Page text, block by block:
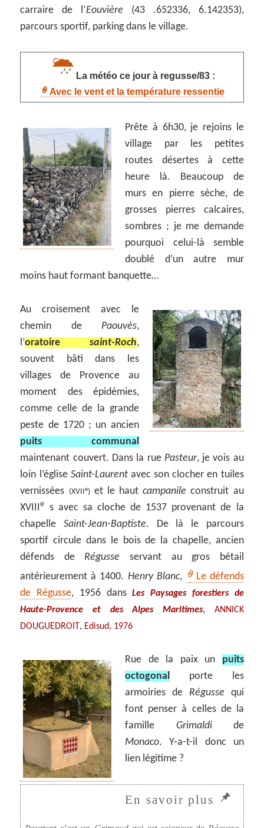
carraire de l’Eouvière (43 .652336, 6.142353),
parcours sportif, parking dans le village.
La météo ce jour à regusse/83 :
Avec le vent et la température ressentie
Prête à 6h30, je rejoins le
village par les petites
routes désertes à cette
heure là. Beaucoup de
murs en pierre sèche, de
grosses pierres calcaires,
sombres ; je me demande
pourquoi celui-là semble
doublé d’un autre mur
moins haut formant banquette…
Au croisement avec le
chemin de Paouvès,
l’oratoire saint-Roch,
souvent bâti dans les
villages de Provence au
moment des épidémies,
comme celle de la grande
peste de 1720 ; un ancien
puits communal
maintenant couvert. Dans la rue Pasteur, je vois au
loin l’église Saint-Laurentavec son clocher en tuiles
vernissées (XVIIe)et le hautcampanile construit au
XVIIIe
s avec sa cloche de 1537 provenant de la
chapelleSaint-Jean-Baptiste. De là le parcours
sportif circule dans le bois de la chapelle, ancien
défends de Régusse servant au gros bétail
antérieurement à 1400. Henry Blanc,
Le défends
de Régusse, 1956 dansLes Paysages forestiers de
Haute-Provence et des Alpes Maritimes,
ANNICK
DOUGUEDROIT, Edisud, 1976
Rue de la paix un puits
octogonal porte les
armoiries de Régusse qui
font penser à celles de la
famille Grimaldide
Monaco. Y-a-t-il donc un
lien légitime ?